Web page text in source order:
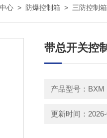
心 > 防爆控制箱 > 三防控制箱
带总开关控
产品型号：BXM
更新时间：